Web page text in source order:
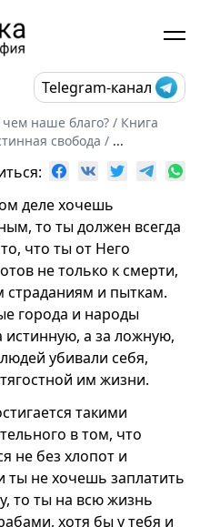
Telegram-канал
чем наше благо? / Книга
свобода / ...
деле хочешь
то ты должен всегда
что ты от Него
не только к смерти,
и пыткам.
города и народы
истинную, а за ложную,
убивали себя,
им жизни.
такими
в том, что
не без хлопот и
ты не хочешь заплатить
то ты на всю жизнь
хотя бы у тебя и